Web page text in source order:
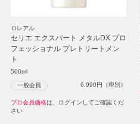
ロレアル
セリエ エクスパート メタルDX プロ
フェッショナル プレトリートメン
ト
500ml
一般会員 6,990円（税別）
プロ会員価格は、ログインしてご確認くだ
さい